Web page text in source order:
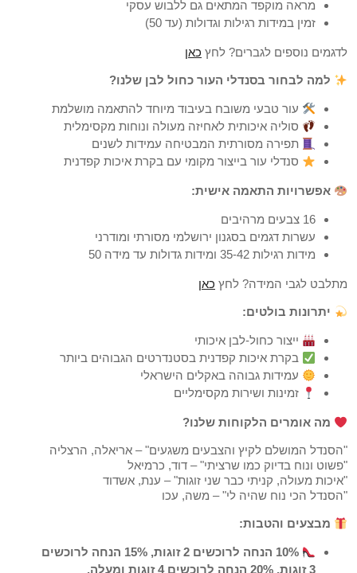
מראה מוקפד המתאים גם ללבוש עסקי
זמין במידות רגילות וגדולות (עד 50)
לדגמים נוספים לגברים? לחץ כאן
למה לבחור בסנדלי העור כחול לבן שלנו?
עור טבעי משובח בעיבוד מיוחד להתאמה מושלמת
סוליה איכותית לאחיזה מעולה ונוחות מקסימלית
תפירה מסורתית המבטיחה עמידות לשנים
סנדלי עור בייצור מקומי עם בקרת איכות קפדנית
אפשרויות התאמה אישית:
16 צבעים מרהיבים
עשרות דגמים בסגנון ירושלמי מסורתי ומודרני
מידות רגילות 35-42 ומידות גדולות עד מידה 50
מתלבט לגבי המידה? לחץ כאן
יתרונות בולטים:
ייצור כחול-לבן איכותי
בקרת איכות קפדנית בסטנדרטים הגבוהים ביותר
עמידות גבוהה באקלים הישראלי
זמינות ושירות מקסימליים
מה אומרים הלקוחות שלנו?
"הסנדל המושלם לקיץ והצבעים משגעים" – אריאלה, הרצליה
"פשוט ונוח בדיוק כמו שרציתי" – דוד, כרמיאל
"איכות מעולה, קניתי כבר שני זוגות" – ענת, אשדוד
"הסנדל הכי נוח שהיה לי" – משה, עכו
מבצעים והטבות:
10% הנחה לרוכשים 2 זוגות, 15% הנחה לרוכשים
3 זוגות, 20% הנחה לרוכשים 4 זוגות ומעלה.